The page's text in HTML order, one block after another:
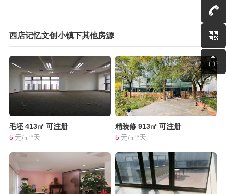
西店记忆文创小镇下其他房源
毛坯 413㎡ 可注册
5 元/㎡*天
精装修 913㎡ 可注册
5 元/㎡*天